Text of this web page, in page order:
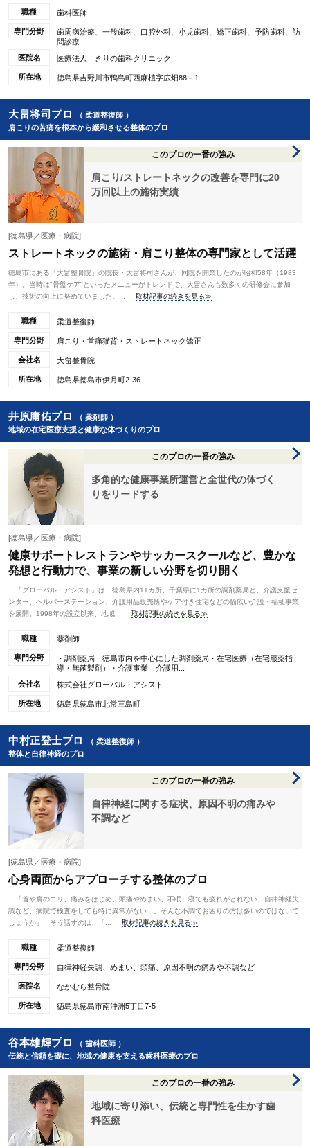
職種 歯科医師
専門分野
歯周病治療、一般歯科、口腔外科、小児歯科、矯正歯科、予防歯科、訪
問診療
医院名
医療法人 きりの歯科クリニック
所在地 徳島県吉野川市鴨島町西麻植字広畑88－1
大畠将司プロ
（ 柔道整復師 ）
肩こりの苦痛を根本から緩和させる整体のプロ
このプロの一番の強み
肩こり/ストレートネックの改善を専門に20
万回以上の施術実績
[徳島県／医療・病院]
ストレートネックの施術・肩こり整体の専門家として活躍
徳島市にある「大畠整骨院」の院長・大畠将司さんが、同院を開業したのが昭和58年（1983
年）。当時は"骨盤ケア"といったメニューがトレンドで、大畠さんも数多くの研修会に参加
し、技術の向上に努めていました。...
取材記事の続きを見る≫
職種 柔道整復師
専門分野 肩こり・首痛猫背・ストレートネック矯正
会社名 大畠整骨院
所在地 徳島県徳島市伊月町2-36
井原庸佑プロ
（ 薬剤師 ）
地域の在宅医療支援と健康な体づくりのプロ
このプロの一番の強み
多角的な健康事業所運営と全世代の体づく
りをリードする
[徳島県／医療・病院]
健康サポートレストランやサッカースクールなど、豊かな
発想と行動力で、事業の新しい分野を切り開く
「グローバル・アシスト」は、徳島県内11カ所、千葉県に1カ所の調剤薬局と、介護支援セ
ンター、ヘルパーステーション、介護用品販売所やケア付き住宅などの幅広い介護・福祉事業
を展開。1998年の設立以来、地域...
取材記事の続きを見る≫
職種 薬剤師
専門分野
・調剤薬局 徳島市内を中心にした調剤薬局・在宅医療（在宅服薬指
導・無菌製剤）・介護事業 介護用...
会社名
株式会社グローバル・アシスト
所在地 徳島県徳島市北常三島町
中村正登士プロ
（ 柔道整復師 ）
整体と自律神経のプロ
このプロの一番の強み
自律神経に関する症状、原因不明の痛みや
不調など
[徳島県／医療・病院]
心身両面からアプローチする整体のプロ
「首や肩のコリ、痛みをはじめ、頭痛やめまい、不眠、寝ても疲れがとれない、自律神経失
調など、病院で検査をしても特に異常がない…。そんな不調でお困りの方は多いのではないで
しょうか」 そう話すのは、「...
取材記事の続きを見る≫
職種 柔道整復師
専門分野 自律神経失調、めまい、頭痛、原因不明の痛みや不調など
医院名 なかむら整骨院
所在地 徳島県徳島市南沖洲5丁目7-5
谷本雄輝プロ
（ 歯科医師 ）
伝統と信頼を礎に、地域の健康を支える歯科医療のプロ
このプロの一番の強み
地域に寄り添い、伝統と専門性を生かす歯
科医療